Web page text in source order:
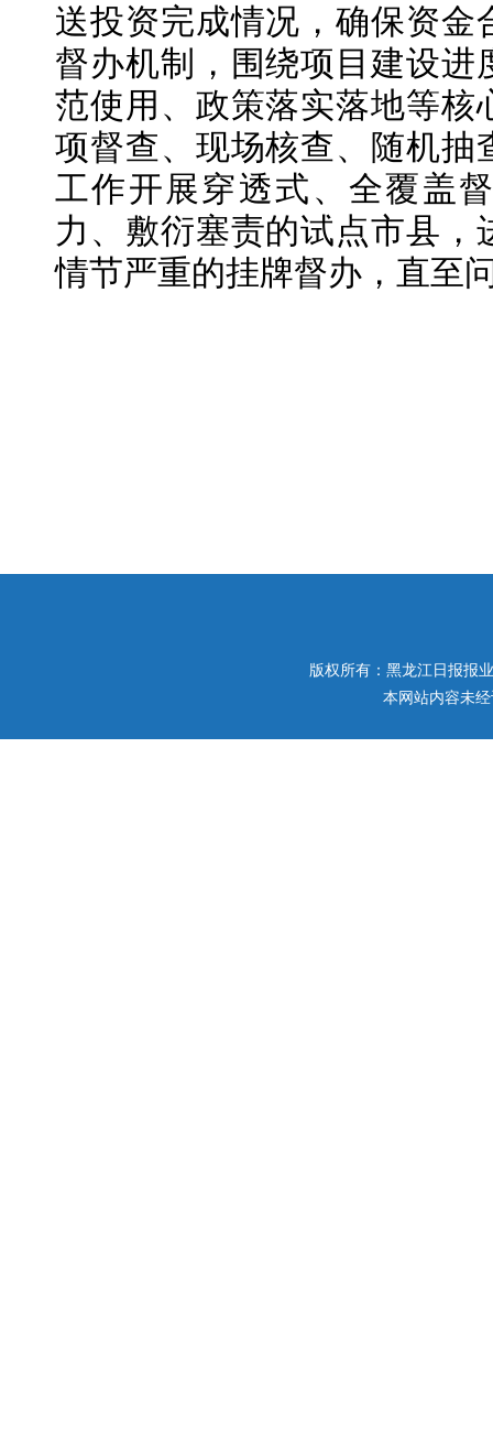
送投资完成情况，确保资
督办机制，围绕项目建设
范使用、政策落实落地等核
项督查、现场核查、随机抽
工作开展穿透式、全覆盖
力、敷衍塞责的试点市县
情节严重的挂牌督办，直至
版权所有：黑龙江日报报
本网站内容未